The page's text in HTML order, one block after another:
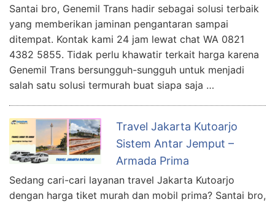
Santai bro, Genemil Trans hadir sebagai solusi terbaik
yang memberikan jaminan pengantaran sampai
ditempat. Kontak kami 24 jam lewat chat WA 0821
4382 5855. Tidak perlu khawatir terkait harga karena
Genemil Trans bersungguh-sungguh untuk menjadi
salah satu solusi termurah buat siapa saja …
Travel Jakarta Kutoarjo
Sistem Antar Jemput –
Armada Prima
Sedang cari-cari layanan travel Jakarta Kutoarjo
dengan harga tiket murah dan mobil prima? Santai bro,